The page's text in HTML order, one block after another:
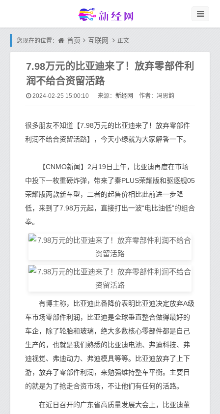
您现在的位置： 首页 互联网 正文
7.98万元的比亚迪来了！放弃零部件利
润不给合资留活路
2024-02-25 15:00:10 来源： 新经网 作者：冯思韵
很多朋友不知道【7.98万元的比亚迪来了！放弃零部件
利润不给合资留活路】，今天小绿就为大家解答一下。
【CNMO新闻】2月19日上午，比亚迪再度在市场
中投下一枚重磅炸弹，带来了秦PLUS荣耀版和驱逐舰05
荣耀版两款新车型，二者的起售价相比此前进一步降
低，来到了7.98万元起，直接打出一波“电比油低”的组合
拳。
有博主称，比亚迪此番降价表明比亚迪决定放弃A级
车市场零部件利润，比亚迪是全球垂直整合做得最好的
车企，除了轮胎和玻璃，绝大多数核心零部件都是自己
生产的，也就是我们熟悉的比亚迪电池、弗迪科技、弗
迪视觉、弗迪动力、弗迪模具等等。比亚迪放弃了上下
游，放弃了零部件利润，来勉强维持整车平衡。主要目
的就是为了抢走合资市场，不让他们有任何的活路。
在近日召开的广东省高质量发展大会上，比亚迪董